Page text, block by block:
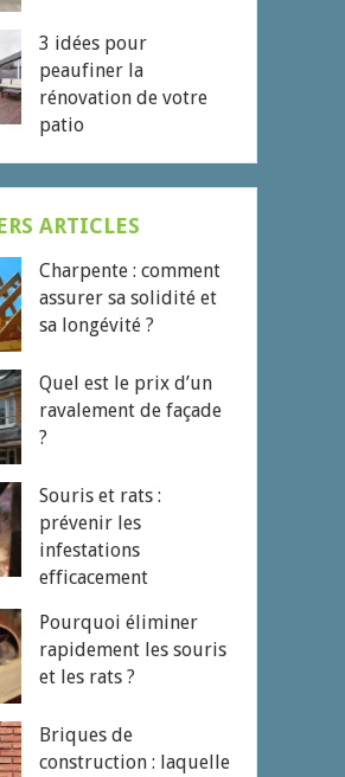
3 idées pour
peaufiner la
rénovation de votre
patio
ARTICLES
Charpente : comment
assurer sa solidité et
sa longévité ?
Quel est le prix d’un
ravalement de façade
?
Souris et rats :
prévenir les
infestations
efficacement
Pourquoi éliminer
rapidement les souris
et les rats ?
Briques de
construction : laquelle